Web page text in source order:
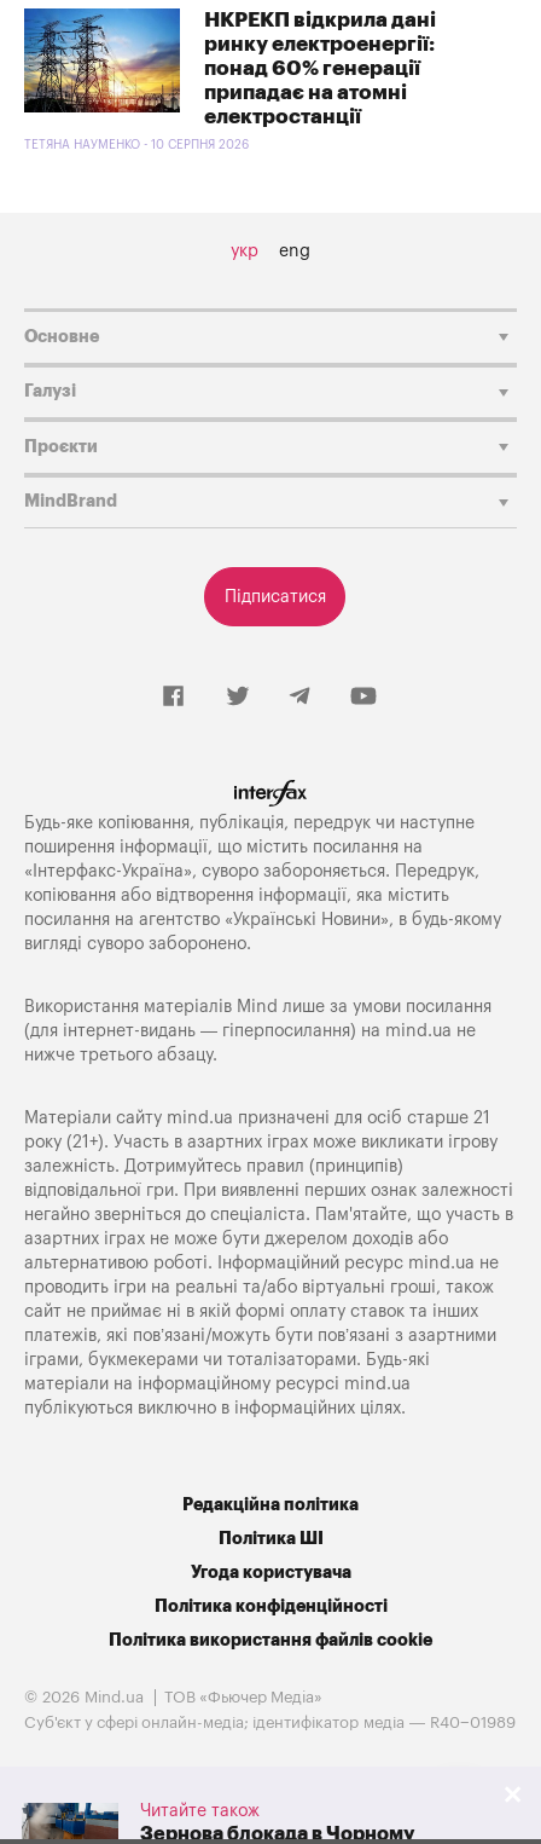
НКРЕКП відкрила дані
ринку електроенергії:
понад 60% генерації
припадає на атомні
електростанції
ТЕТЯНА НАУМЕНКО - 10 СЕРПНЯ 2026
Читайте також
Зернова блокада в Чорному
укр eng
Підписатися
Основне
Галузі
Проєкти
MindBrand
Будь-яке копiювання, публiкацiя, передрук чи наступне
поширення iнформацiї, що мiстить посилання на
«Iнтерфакс-Україна», суворо забороняється. Передрук,
копіювання або відтворення інформації, яка містить
посилання на агентство «Українські Новини», в будь-якому
вигляді суворо заборонено.
Використання матеріалів Mind лише за умови посилання
(для інтернет-видань — гіперпосилання) на mind.ua не
нижче третього абзацу.
Матеріали сайту mind.ua призначені для осіб старше 21
року (21+). Участь в азартних іграх може викликати ігрову
залежність. Дотримуйтесь правил (принципів)
відповідальної гри. При виявленні перших ознак залежності
негайно зверніться до спеціаліста. Пам'ятайте, що участь в
азартних іграх не може бути джерелом доходів або
альтернативою роботі. Інформаційний ресурс mind.ua не
проводить ігри на реальні та/або віртуальні гроші, також
сайт не приймає ні в якій формі оплату ставок та інших
платежів, які пов’язані/можуть бути пов’язані з азартними
іграми, букмекерами чи тоталізаторами. Будь-які
матеріали на інформаційному ресурсі mind.ua
публікуються виключно в інформаційних цілях.
Редакційна політика
Політика ШІ
Угода користувача
Політика конфіденційності
Політика використання файлів cookie
© 2026 Mind.ua
ТОВ «Фьючер Медiа»
Cуб'єкт у сфері онлайн-медіа; ідентифікатор медіа — R40−01989